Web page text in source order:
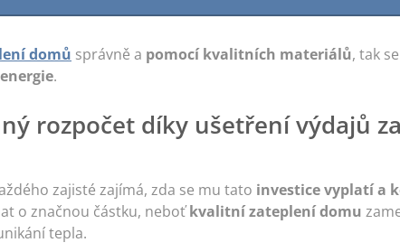
domů správně a pomocí kvalitních materiálů, tak
.
rozpočet díky ušetření výdajů
zajisté zajímá, zda se mu tato investice vyplatí a
o značnou částku, neboťkvalitní zateplení domu
tepla.